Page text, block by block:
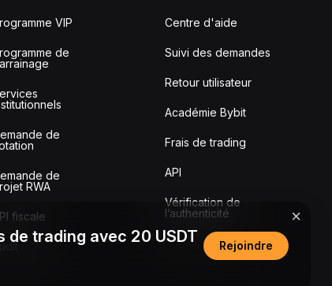
VIP
de
de
de
RWA
fiscale
Centre d'aide
Suivi des demandes
Retour utilisateur
Académie Bybit
Frais de trading
API
Vérification de
l’authenticité
trading avec 20 USDT Rejoindre